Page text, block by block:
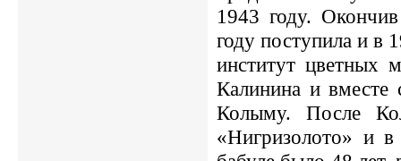
1943 году.
году поступила и в
институт цветных
Калинина и
Колыму. После
«Нигризолото» и